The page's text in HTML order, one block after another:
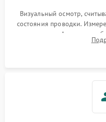
Визуальный осмотр,
состояния проводки.
колодке. Анализ
конвекцией, панелью